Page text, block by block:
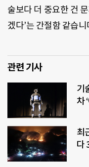
술보다 더 중요한 건
겠다’는 간절함 같습니
관련 기사
기
차
최
다